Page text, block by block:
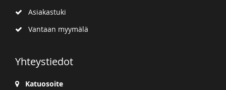
Asiakastuki
Vantaan myymälä
Yhteystiedot
Katuosoite